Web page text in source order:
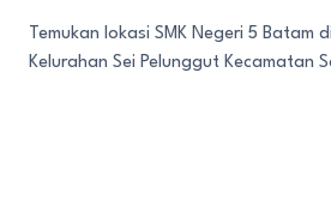
Temukan lokasi SMK Negeri 5 Batam
Kelurahan Sei Pelunggut Kecamatan